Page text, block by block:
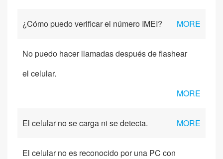
¿Cómo puedo verificar el número IMEI? MORE
No puedo hacer llamadas después de flashear
el celular.
MORE
El celular no se carga ni se detecta. MORE
El celular no es reconocido por una PC con